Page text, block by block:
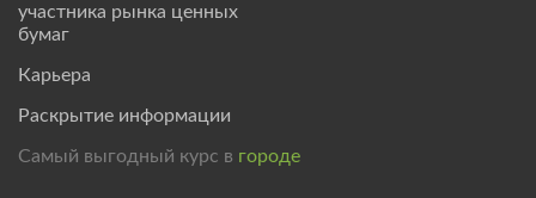
участника рынка ценных
бумаг
Карьера
Раскрытие информации
Самый выгодный курс в городе